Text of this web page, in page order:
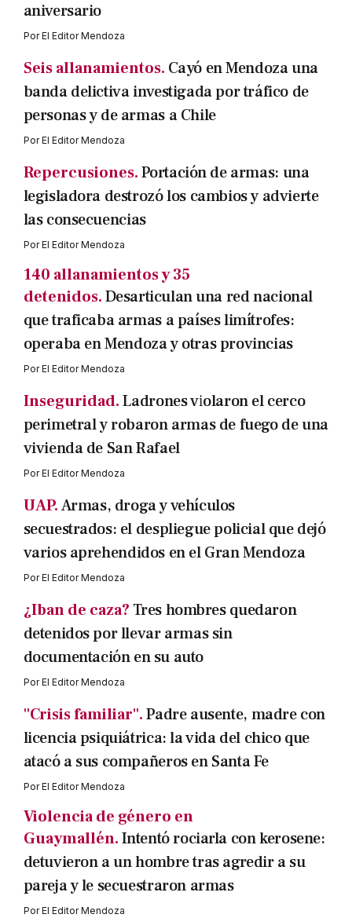
aniversario
PorEl Editor Mendoza
Seis allanamientos. Cayó en Mendoza una
banda delictiva investigada por tráfico de
personas y de armas a Chile
PorEl Editor Mendoza
Repercusiones.Portación de armas: una
legisladora destrozó los cambios y advierte
las consecuencias
PorEl Editor Mendoza
140 allanamientos y 35
detenidos.Desarticulan una red nacional
que traficaba armas a países limítrofes:
operaba en Mendoza y otras provincias
PorEl Editor Mendoza
Inseguridad.Ladrones violaron el cerco
perimetral y robaron armas de fuego de una
vivienda de San Rafael
PorEl Editor Mendoza
UAP.Armas, droga y vehículos
secuestrados: el despliegue policial que dejó
varios aprehendidos en el Gran Mendoza
PorEl Editor Mendoza
¿Iban de caza? Tres hombres quedaron
detenidos por llevar armas sin
documentación en su auto
PorEl Editor Mendoza
"Crisis familiar".Padre ausente, madre con
licencia psiquiátrica: la vida del chico que
atacó a sus compañeros en Santa Fe
PorEl Editor Mendoza
Violencia de género en
Guaymallén.Intentó rociarla con kerosene:
detuvieron a un hombre tras agredir a su
pareja y le secuestraron armas
PorEl Editor Mendoza